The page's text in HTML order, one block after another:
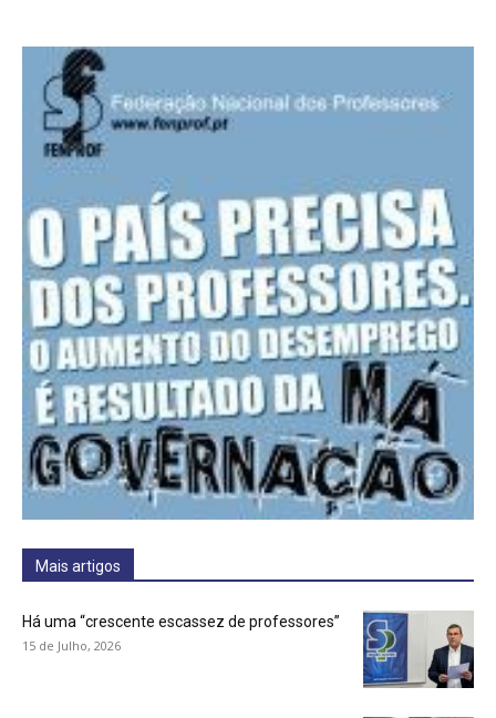
Mais artigos
Há uma “crescente escassez de professores”
15 de Julho, 2026